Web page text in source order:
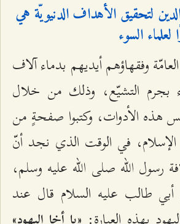
لتحقيق الأهداف الدنيويّة هي
لعلماء السوء
وفقهاؤهم أيديهم بدماء آلاف
بجرم التشيّع، وذلك من خلال
هذه الأدوات، وكتبوا صفحةٍ من
في الوقت الذي نجد أنّ
الله صلى الله عليه وسلم،
طالب عليه السلام قال عند